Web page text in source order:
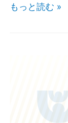
もっと読む »